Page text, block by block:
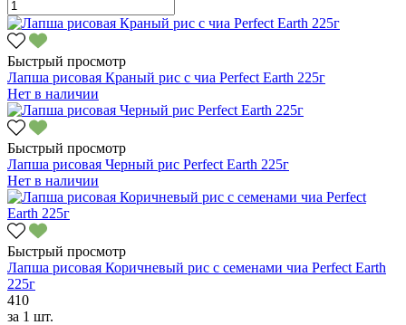
Быстрый просмотр
Лапша рисовая Краный рис с чиа Perfect Earth 225г
Нет в наличии
Быстрый просмотр
Лапша рисовая Черный рис Perfect Earth 225г
Нет в наличии
Быстрый просмотр
Лапша рисовая Коричневый рис с семенами чиа Perfect Earth
225г
410
за 1 шт.